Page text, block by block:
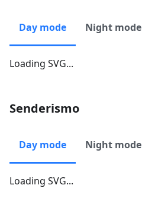
Day mode Night mode
Loading SVG...
Senderismo
Day mode Night mode
Loading SVG...